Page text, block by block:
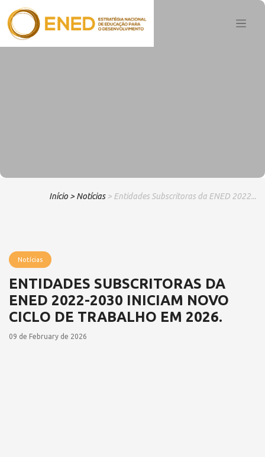
Início > Notícias > Entidades Subscritoras da ENED 2022...
Notícias
ENTIDADES SUBSCRITORAS DA
ENED 2022-2030 INICIAM NOVO
CICLO DE TRABALHO EM 2026.
09 de February de 2026